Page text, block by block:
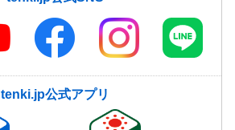
tenki.jp公式アプリ